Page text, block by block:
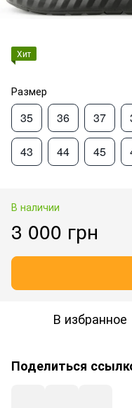
Хит
Размер
35 36 37
43 44 45
В наличии
3 000 грн
В избранное
Поделиться